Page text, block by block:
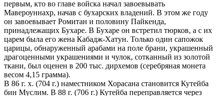
первым, кто во главе войска начал завоевывать
Мавероуннахр, начав с бухарских владений. В этом же году
он завоевывает Ромитан и половину Пайкенда,
принадлежащих Бухаре. В Бухаре он встретил тюрков, а с их
царем была его жена Кабадж-Хатун. Только один сапожок
царицы, обнаруженный арабами на поле брани, украшенный
драгоценными украшениями и чулок, сотканный из золотой
ткани, был оценен в 200 тыс. дирхемов (серебряная монета
весом 4,15 грамма).
В 86 г. х. (704 г.) наместником Хорасана становится Кутейба
бин Муслим. В 88 г. (706 г.) Кутейба переправляется через